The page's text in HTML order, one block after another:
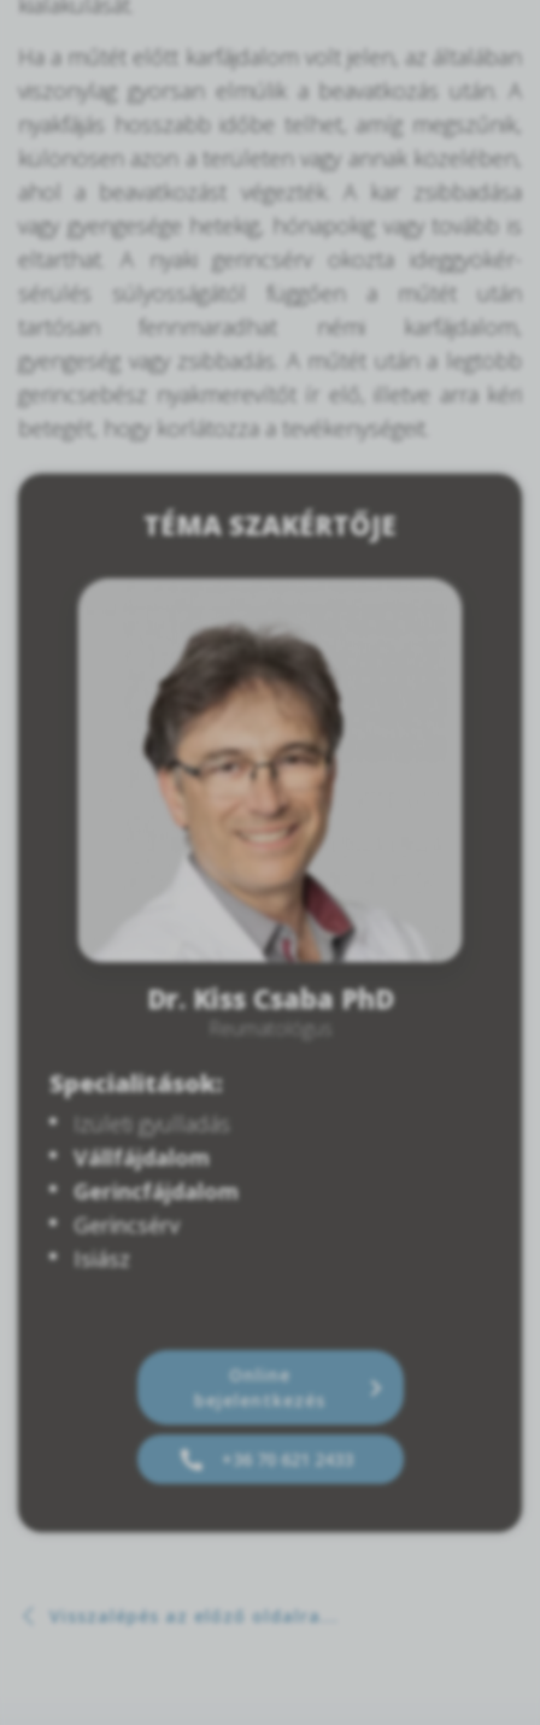
Ha a műtét előtt karfájdalom volt jelen, az általában
viszonylag gyorsan elmúlik a beavatkozás után. A
nyakfájás hosszabb időbe telhet, amíg megszűnik,
különösen azon a területen vagy annak közelében,
ahol a beavatkozást végezték. A kar zsibbadása
vagy gyengesége hetekig, hónapokig vagy tovább is
eltarthat. A nyaki gerincsérv okozta ideggyökér-
sérülés súlyosságától függően a műtét után
tartósan fennmaradhat némi karfájdalom,
gyengeség vagy zsibbadás. A műtét után a legtöbb
gerincsebész nyakmerevítőt ír elő, illetve arra kéri
betegét, hogy korlátozza a tevékenységeit.
TÉMA SZAKÉRTŐJE
Dr. Kiss Csaba PhD
Reumatológus
Specialitások:
Izületi gyulladás
Vállfájdalom
Gerincfájdalom
Gerincsérv
Isiász
Online
bejelentkezés
+36 70 621 2433
Visszalépés az előző oldalra...